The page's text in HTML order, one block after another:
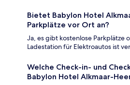
Bietet Babylon Hotel
Parkplätze vor Ort an?
Ja, es gibt kostenlose Parkplätze
Ladestation für Elektroautos ist
Welche Check-in- und
Babylon Hotel Alkmaar-